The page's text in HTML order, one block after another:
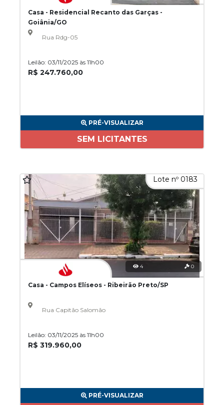
Casa - Residencial Recanto das Garças -
Goiânia/GO
Rua Rdg-05
Leilão: 03/11/2025 às 11h00
R$ 247.760,00
PRÉ-VISUALIZAR
SEM LICITANTES
Lote nº 0183
4 0
Casa - Campos Elíseos - Ribeirão Preto/SP
Rua Capitão Salomão
Leilão: 03/11/2025 às 11h00
R$ 319.960,00
PRÉ-VISUALIZAR